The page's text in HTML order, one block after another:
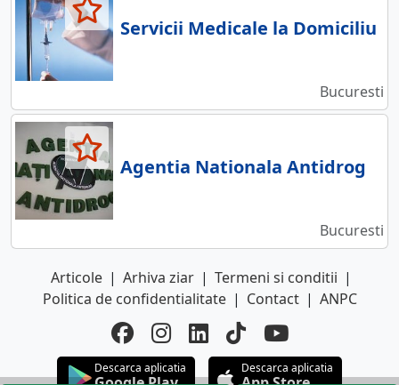
Servicii Medicale la Domiciliu
Bucuresti
Agentia Nationala Antidrog
Bucuresti
Articole | Arhiva ziar | Termeni si conditii |
Politica de confidentialitate | Contact | ANPC
Descarca aplicatia Descarca aplicatia